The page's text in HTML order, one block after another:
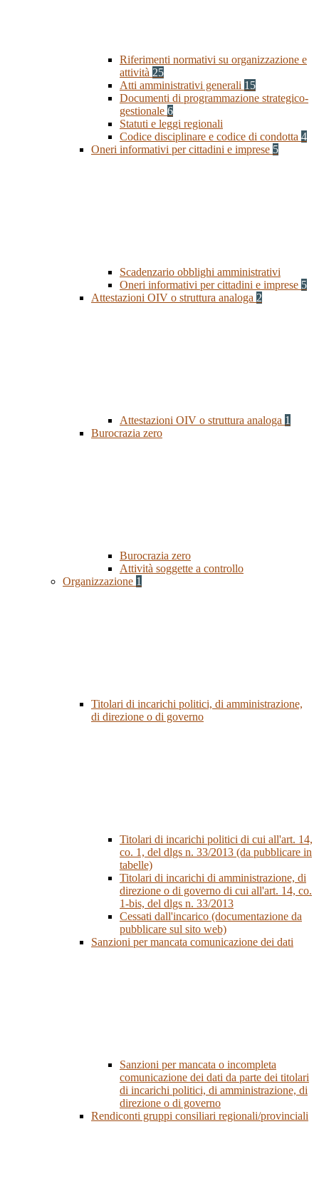
Riferimenti normativi su organizzazione e
attività 25
Atti amministrativi generali 15
Documenti di programmazione strategico-
gestionale 6
Statuti e leggi regionali
Codice disciplinare e codice di condotta 4
Oneri informativi per cittadini e imprese 5
Scadenzario obblighi amministrativi
Oneri informativi per cittadini e imprese 5
Attestazioni OIV o struttura analoga 2
Attestazioni OIV o struttura analoga 1
Burocrazia zero
Burocrazia zero
Attività soggette a controllo
Organizzazione 1
Titolari di incarichi politici, di amministrazione,
di direzione o di governo
Titolari di incarichi politici di cui all'art. 14,
co. 1, del dlgs n. 33/2013 (da pubblicare in
tabelle)
Titolari di incarichi di amministrazione, di
direzione o di governo di cui all'art. 14, co.
1-bis, del dlgs n. 33/2013
Cessati dall'incarico (documentazione da
pubblicare sul sito web)
Sanzioni per mancata comunicazione dei dati
Sanzioni per mancata o incompleta
comunicazione dei dati da parte dei titolari
di incarichi politici, di amministrazione, di
direzione o di governo
Rendiconti gruppi consiliari regionali/provinciali